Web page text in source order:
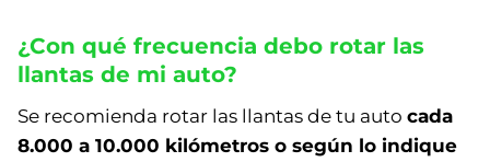
¿Con qué frecuencia debo rotar las
llantas de mi auto?
Se recomienda rotar las llantas de tu auto cada
8.000 a 10.000 kilómetros o según lo indique